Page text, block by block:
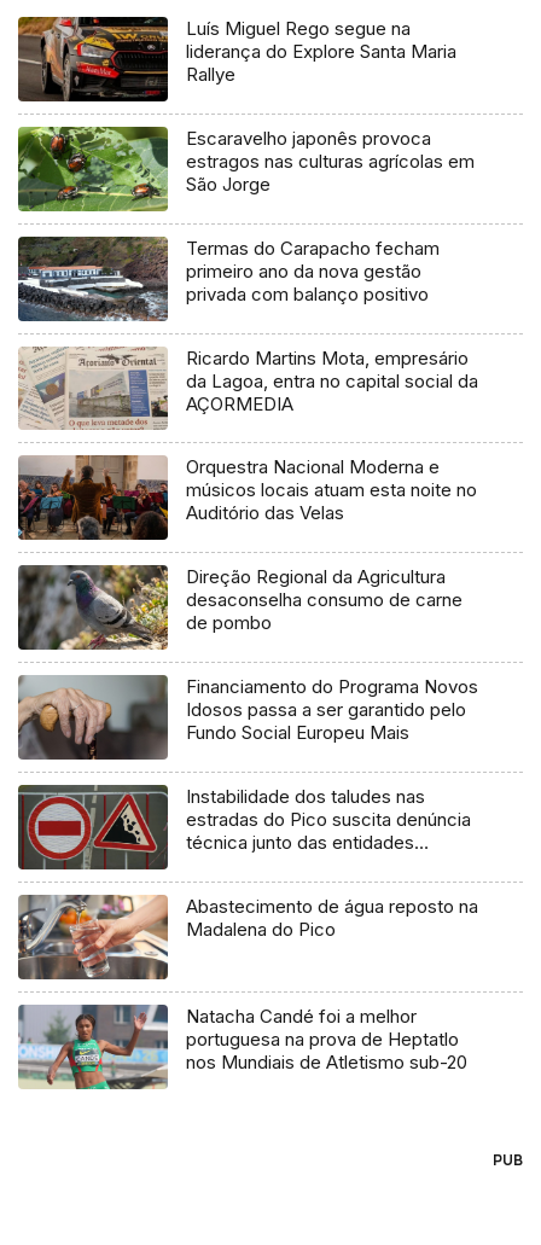
Luís Miguel Rego segue na
liderança do Explore Santa Maria
Rallye
Escaravelho japonês provoca
estragos nas culturas agrícolas em
São Jorge
Termas do Carapacho fecham
primeiro ano da nova gestão
privada com balanço positivo
Ricardo Martins Mota, empresário
da Lagoa, entra no capital social da
AÇORMEDIA
Orquestra Nacional Moderna e
músicos locais atuam esta noite no
Auditório das Velas
Direção Regional da Agricultura
desaconselha consumo de carne
de pombo
Financiamento do Programa Novos
Idosos passa a ser garantido pelo
Fundo Social Europeu Mais
Instabilidade dos taludes nas
estradas do Pico suscita denúncia
técnica junto das entidades
Abastecimento de água reposto na
Madalena do Pico
Natacha Candé foi a melhor
portuguesa na prova de Heptatlo
nos Mundiais de Atletismo sub-20
PUB